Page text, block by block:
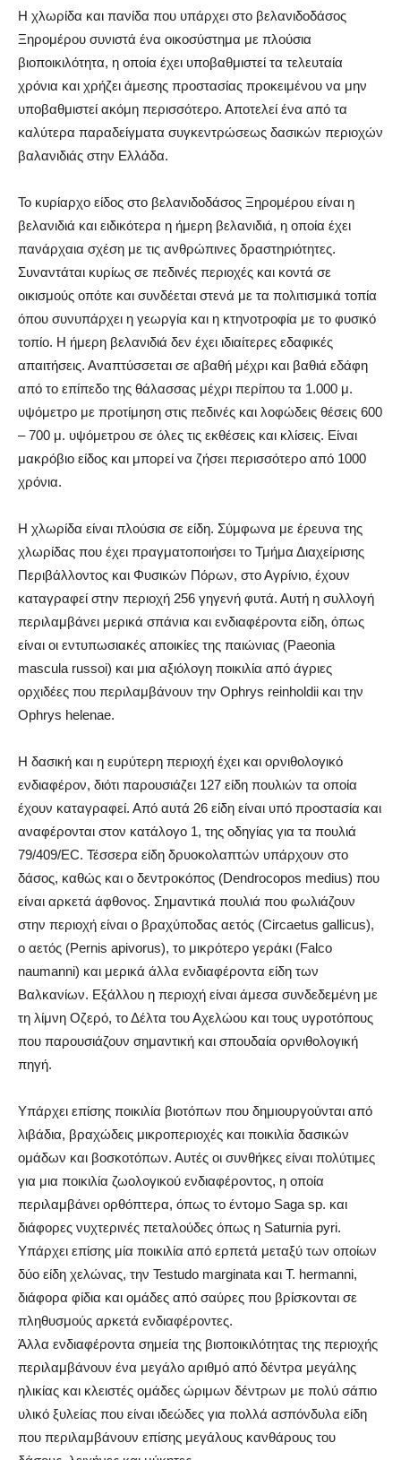
Η χλωρίδα και πανίδα που υπάρχει στο βελανιδοδάσος
Ξηρομέρου συνιστά ένα οικοσύστημα με πλούσια
βιοποικιλότητα, η οποία έχει υποβαθμιστεί τα τελευταία
χρόνια και χρήζει άμεσης προστασίας προκειμένου να μην
υποβαθμιστεί ακόμη περισσότερο. Αποτελεί ένα από τα
καλύτερα παραδείγματα συγκεντρώσεως δασικών περιοχών
βαλανιδιάς στην Ελλάδα.
Το κυρίαρχο είδος στο βελανιδοδάσος Ξηρομέρου είναι η
βελανιδιά και ειδικότερα η ήμερη βελανιδιά, η οποία έχει
πανάρχαια σχέση με τις ανθρώπινες δραστηριότητες.
Συναντάται κυρίως σε πεδινές περιοχές και κοντά σε
οικισμούς οπότε και συνδέεται στενά με τα πολιτισμικά τοπία
όπου συνυπάρχει η γεωργία και η κτηνοτροφία με το φυσικό
τοπίο. Η ήμερη βελανιδιά δεν έχει ιδιαίτερες εδαφικές
απαιτήσεις. Αναπτύσσεται σε αβαθή μέχρι και βαθιά εδάφη
από το επίπεδο της θάλασσας μέχρι περίπου τα 1.000 μ.
υψόμετρο με προτίμηση στις πεδινές και λοφώδεις θέσεις 600
– 700 μ. υψόμετρου σε όλες τις εκθέσεις και κλίσεις. Είναι
μακρόβιο είδος και μπορεί να ζήσει περισσότερο από 1000
χρόνια.
Η χλωρίδα είναι πλούσια σε είδη. Σύμφωνα με έρευνα της
χλωρίδας που έχει πραγματοποιήσει το Τμήμα Διαχείρισης
Περιβάλλοντος και Φυσικών Πόρων, στο Αγρίνιο, έχουν
καταγραφεί στην περιοχή 256 γηγενή φυτά. Αυτή η συλλογή
περιλαμβάνει μερικά σπάνια και ενδιαφέροντα είδη, όπως
είναι οι εντυπωσιακές αποικίες της παιώνιας (Paeonia
mascula russoi) και μια αξιόλογη ποικιλία από άγριες
ορχιδέες που περιλαμβάνουν την Ophrys reinholdii και την
Ophrys helenae.
Η δασική και η ευρύτερη περιοχή έχει και ορνιθολογικό
ενδιαφέρον, διότι παρουσιάζει 127 είδη πουλιών τα οποία
έχουν καταγραφεί. Από αυτά 26 είδη είναι υπό προστασία και
αναφέρονται στον κατάλογο 1, της οδηγίας για τα πουλιά
79/409/EC. Τέσσερα είδη δρυοκολαπτών υπάρχουν στο
δάσος, καθώς και ο δεντροκόπος (Dendrocopos medius) που
είναι αρκετά άφθονος. Σημαντικά πουλιά που φωλιάζουν
στην περιοχή είναι ο βραχύποδας αετός (Circaetus gallicus),
ο αετός (Pernis apivorus), το μικρότερο γεράκι (Falco
naumanni) και μερικά άλλα ενδιαφέροντα είδη των
Βαλκανίων. Εξάλλου η περιοχή είναι άμεσα συνδεδεμένη με
τη λίμνη Οζερό, το Δέλτα του Αχελώου και τους υγροτόπους
που παρουσιάζουν σημαντική και σπουδαία ορνιθολογική
πηγή.
Υπάρχει επίσης ποικιλία βιοτόπων που δημιουργούνται από
λιβάδια, βραχώδεις μικροπεριοχές και ποικιλία δασικών
ομάδων και βοσκοτόπων. Αυτές οι συνθήκες είναι πολύτιμες
για μια ποικιλία ζωολογικού ενδιαφέροντος, η οποία
περιλαμβάνει ορθόπτερα, όπως το έντομο Saga sp. και
διάφορες νυχτερινές πεταλούδες όπως η Saturnia pyri.
Υπάρχει επίσης μία ποικιλία από ερπετά μεταξύ των οποίων
δύο είδη χελώνας, την Testudo marginata και T. hermanni,
διάφορα φίδια και ομάδες από σαύρες που βρίσκονται σε
πληθυσμούς αρκετά ενδιαφέροντες.
Άλλα ενδιαφέροντα σημεία της βιοποικιλότητας της περιοχής
περιλαμβάνουν ένα μεγάλο αριθμό από δέντρα μεγάλης
ηλικίας και κλειστές ομάδες ώριμων δέντρων με πολύ σάπιο
υλικό ξυλείας που είναι ιδεώδες για πολλά ασπόνδυλα είδη
που περιλαμβάνουν επίσης μεγάλους κανθάρους του